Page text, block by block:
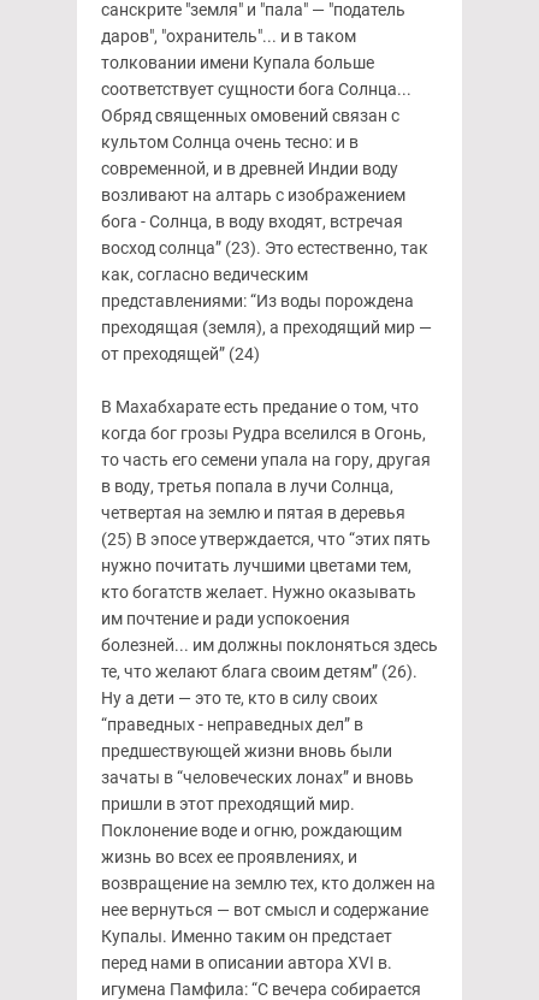
санскрите "земля" и "пала" — "податель
даров", "охранитель"... и в таком
толковании имени Купала больше
соответствует сущности бога Солнца...
Обряд священных омовений связан с
культом Солнца очень тесно: и в
современной, и в древней Индии воду
возливают на алтарь с изображением
бога - Солнца, в воду входят, встречая
восход солнца” (23). Это естественно, так
как, согласно ведическим
представлениями: “Из воды порождена
преходящая (земля), а преходящий мир —
от преходящей” (24)
В Махабхарате есть предание о том, что
когда бог грозы Рудра вселился в Огонь,
то часть его семени упала на гору, другая
в воду, третья попала в лучи Солнца,
четвертая на землю и пятая в деревья
(25) В эпосе утверждается, что “этих пять
нужно почитать лучшими цветами тем,
кто богатств желает. Нужно оказывать
им почтение и ради успокоения
болезней... им должны поклоняться здесь
те, что желают блага своим детям” (26).
Ну а дети — это те, кто в силу своих
“праведных - неправедных дел” в
предшествующей жизни вновь были
зачаты в “человеческих лонах” и вновь
пришли в этот преходящий мир.
Поклонение воде и огню, рождающим
жизнь во всех ее проявлениях, и
возвращение на землю тех, кто должен на
нее вернуться — вот смысл и содержание
Купалы. Именно таким он предстает
перед нами в описании автора XVI в.
игумена Памфила: “С вечера собирается